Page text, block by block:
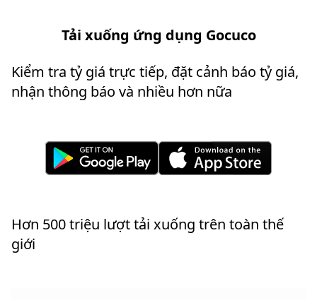
Tải xuống ứng dụng Gocuco
Kiểm tra tỷ giá trực tiếp, đặt cảnh báo tỷ giá,
nhận thông báo và nhiều hơn nữa
Hơn 500 triệu lượt tải xuống trên toàn thế
giới